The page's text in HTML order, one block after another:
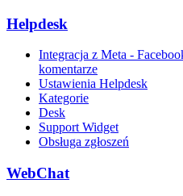
Helpdesk
Integracja z Meta -
komentarze
Ustawienia Helpdesk
Kategorie
Desk
Support Widget
Obsługa zgłoszeń
WebChat